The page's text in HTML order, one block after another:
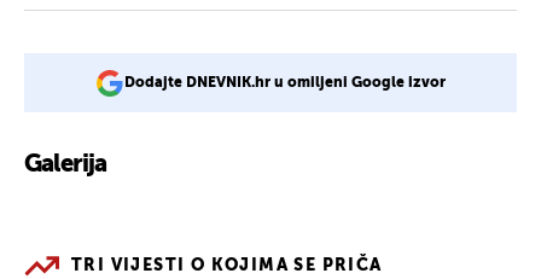
Dodajte DNEVNIK.hr u omiljeni Google izvor
Galerija
TRI VIJESTI O KOJIMA SE PRIČA